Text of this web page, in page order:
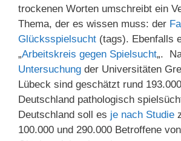
trockenen Worten umschreibt ein
Thema, der es wissen muss: der
Glücksspielsucht (tags). Ebenfalls
„Arbeitskreis gegen Spielsucht„.
Untersuchung der Universitäten
Lübeck sind geschätzt rund
Deutschland pathologisch
Deutschland soll es je nach Studie
100.000 und 290.000 Betroffene von